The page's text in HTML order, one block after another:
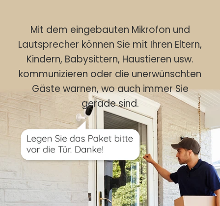
Mit dem eingebauten Mikrofon und
Lautsprecher können Sie mit Ihren Eltern,
Kindern, Babysittern, Haustieren usw.
kommunizieren oder die unerwünschten
Gäste warnen, wo auch immer Sie
gerade sind.